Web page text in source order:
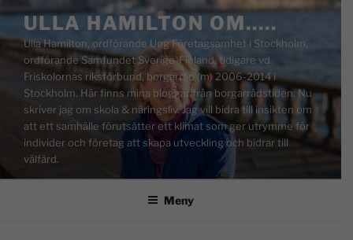
ULLA HAMILTON OM…..
Ulla Hamilton, ordförande Ung Företagsamhet i Stockholm,
ordförande Samfundet Sverige-Finland, tidigare vd
Friskolornas riksförbund, borgarråd (m) 2006-2014 i
Stockholm. Här finns mina bloggar från borgarrådstiden. Nu
skriver jag om skola & näringsliv. Jag vill bidra till insikten om
att ett samhälle förutsätter ett klimat som ger utrymme för
individer och företag att skapa utveckling och bidrar till
välfärd.
Meny